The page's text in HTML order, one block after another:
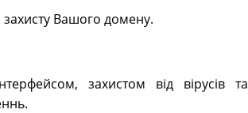
захисту Вашого домену.
захистом від вірусів та